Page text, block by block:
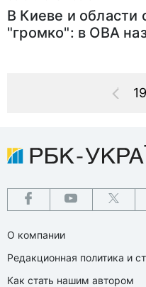
В Киеве и области
"громко": в ОВА
О компании
Редакционная политика и
Как стать нашим автором